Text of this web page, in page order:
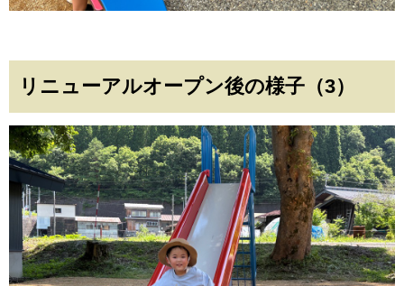
リニューアルオープン後の様子（3）